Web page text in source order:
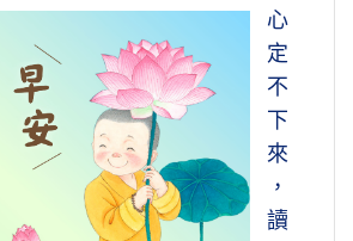
心
定
不
下
來
，
讀